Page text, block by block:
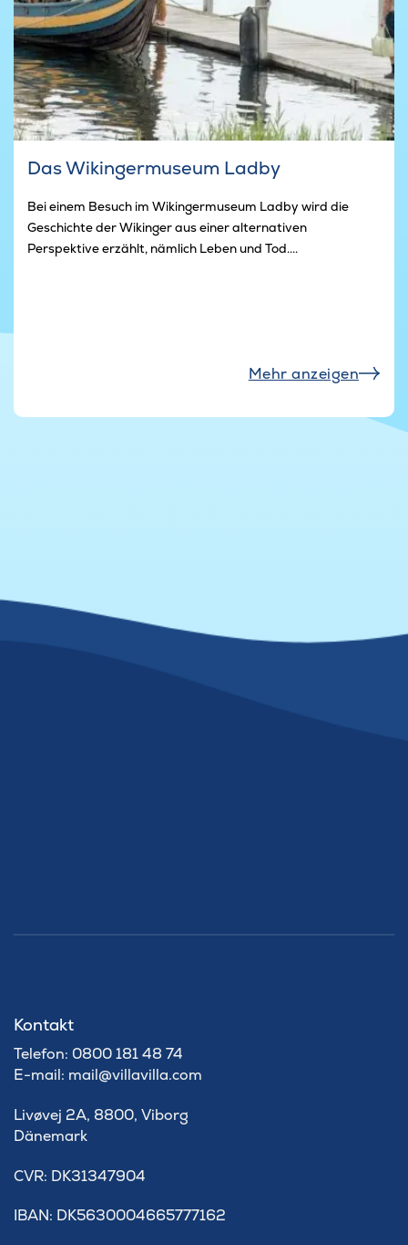
Das Wikingermuseum Ladby
Bei einem Besuch im Wikingermuseum Ladby wird die
Geschichte der Wikinger aus einer alternativen
Perspektive erzählt, nämlich Leben und Tod....
Mehr anzeigen
Kontakt
Telefon: 0800 181 48 74
E-mail: mail@villavilla.com
Livøvej 2A, 8800, Viborg
Dänemark
​CVR: DK31347904
IBAN: DK5630004665777162